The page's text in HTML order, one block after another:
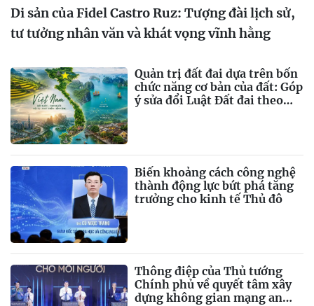
Di sản của Fidel Castro Ruz: Tượng đài lịch sử,
tư tưởng nhân văn và khát vọng vĩnh hằng
Quản trị đất đai dựa trên bốn
chức năng cơ bản của đất: Góp
ý sửa đổi Luật Đất đai theo
Biến khoảng cách công nghệ
thành động lực bứt phá tăng
trưởng cho kinh tế Thủ đô
Thông điệp của Thủ tướng
Chính phủ về quyết tâm xây
dựng không gian mạng an